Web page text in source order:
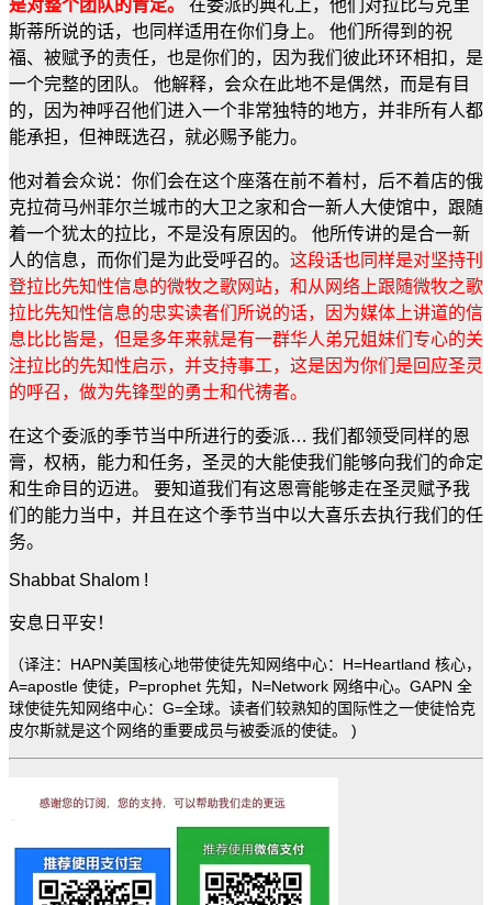
是对整个团队的肯定。
在委派的典礼上，他们对拉比与克里
斯蒂所说的话，也同样适用在你们身上。 他们所得到的祝
福、被赋予的责任，也是你们的，因为我们彼此环环相扣，是
一个完整的团队。 他解释，会众在此地不是偶然，而是有目
的，因为神呼召他们进入一个非常独特的地方，并非所有人都
能承担，但神既选召，就必赐予能力。
他对着会众说：你们会在这个座落在前不着村，后不着店的俄
克拉荷马州菲尔兰城市的大卫之家和合一新人大使馆中，跟随
着一个犹太的拉比，不是没有原因的。 他所传讲的是合一新
人的信息，而你们是为此受呼召的。 这段话也同样是对坚持刊
登拉比先知性信息的微牧之歌网站，和从网络上跟随微牧之歌
拉比先知性信息的忠实读者们所说的话，因为媒体上讲道的信
息比比皆是，但是多年来就是有一群华人弟兄姐妹们专心的关
注拉比的先知性启示，并支持事工，这是因为你们是回应圣灵
的呼召，做为先锋型的勇士和代祷者。
在这个委派的季节当中所进行的委派… 我们都领受同样的恩
膏，权柄，能力和任务，圣灵的大能使我们能够向我们的命定
和生命目的迈进。 要知道我们有这恩膏能够走在圣灵赋予我
们的能力当中，并且在这个季节当中以大喜乐去执行我们的任
务。
Shabbat Shalom !
安息日平安！
（译注： HAPN美国核心地带使徒先知网络中心： H=Heartland 核心，
A=apostle 使徒，P=prophet 先知，N=Network 网络中心。 GAPN 全
球使徒先知网络中心： G=全球。 读者们较熟知的国际性之一使徒恰克
皮尔斯就是这个网络的重要成员与被委派的使徒。 )